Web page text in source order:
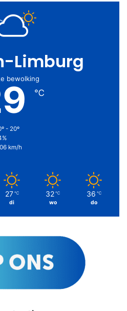
Limburg
bewolking
℃
- 20º
km/h
27 ℃
di
32 ℃
wo
36 ℃
do